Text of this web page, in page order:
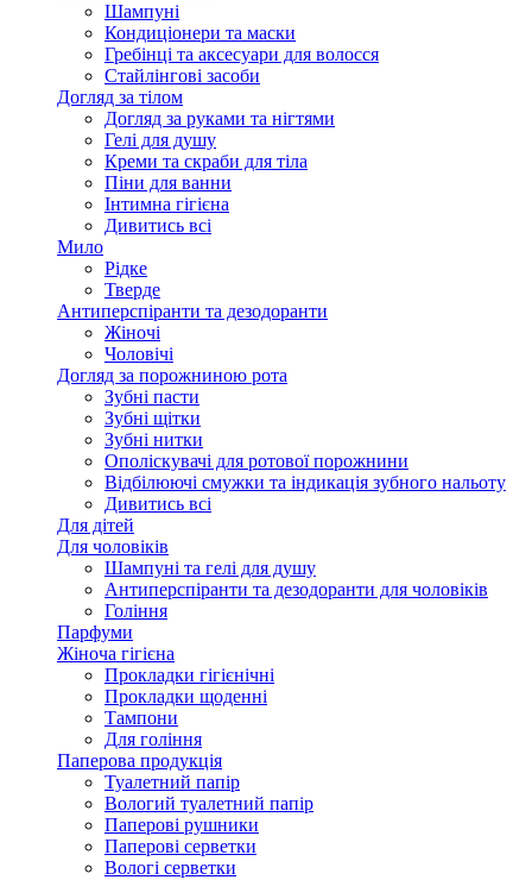
Шампуні
Кондиціонери та маски
Гребінці та аксесуари для волосся
Стайлінгові засоби
Догляд за тілом
Догляд за руками та нігтями
Гелі для душу
Креми та скраби для тіла
Піни для ванни
Інтимна гігієна
Дивитись всі
Мило
Рідке
Тверде
Антиперспіранти та дезодоранти
Жіночі
Чоловічі
Догляд за порожниною рота
Зубні пасти
Зубні щітки
Зубні нитки
Ополіскувачі для ротової порожнини
Відбілюючі смужки та індикація зубного нальоту
Дивитись всі
Для дітей
Для чоловіків
Шампуні та гелі для душу
Антиперспіранти та дезодоранти для чоловіків
Гоління
Парфуми
Жіноча гігієна
Прокладки гігієнічні
Прокладки щоденні
Тампони
Для гоління
Паперова продукція
Туалетний папір
Вологий туалетний папір
Паперові рушники
Паперові серветки
Вологі серветки